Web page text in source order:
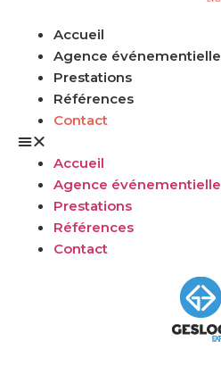
Accueil
Agence événementielle
Prestations
Références
Contact
Accueil
Agence événementielle
Prestations
Références
Contact